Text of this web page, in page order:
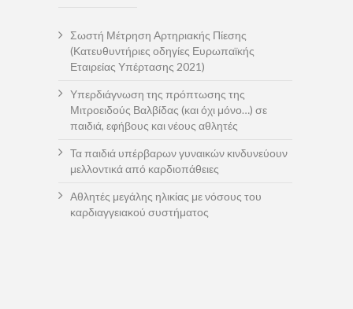
Σωστή Μέτρηση Αρτηριακής Πίεσης
(Κατευθυντήριες οδηγίες Ευρωπαϊκής
Εταιρείας Υπέρτασης 2021)
Υπερδιάγνωση της πρόπτωσης της
Μιτροειδούς Βαλβίδας (και όχι μόνο…) σε
παιδιά, εφήβους και νέους αθλητές
Τα παιδιά υπέρβαρων γυναικών κινδυνεύουν
μελλοντικά από καρδιοπάθειες
Αθλητές μεγάλης ηλικίας με νόσους του
καρδιαγγειακού συστήματος